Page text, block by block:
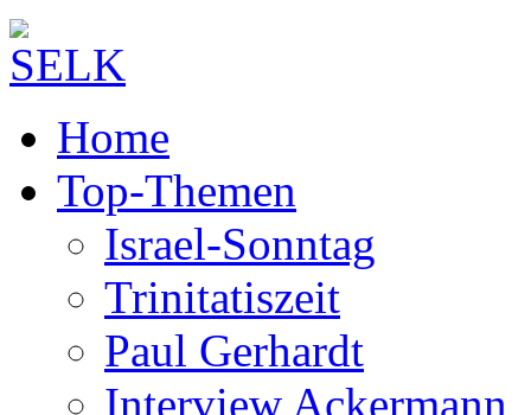
Home
Top-Themen
Israel-Sonntag
Trinitatiszeit
Paul Gerhardt
Interview Ackermann